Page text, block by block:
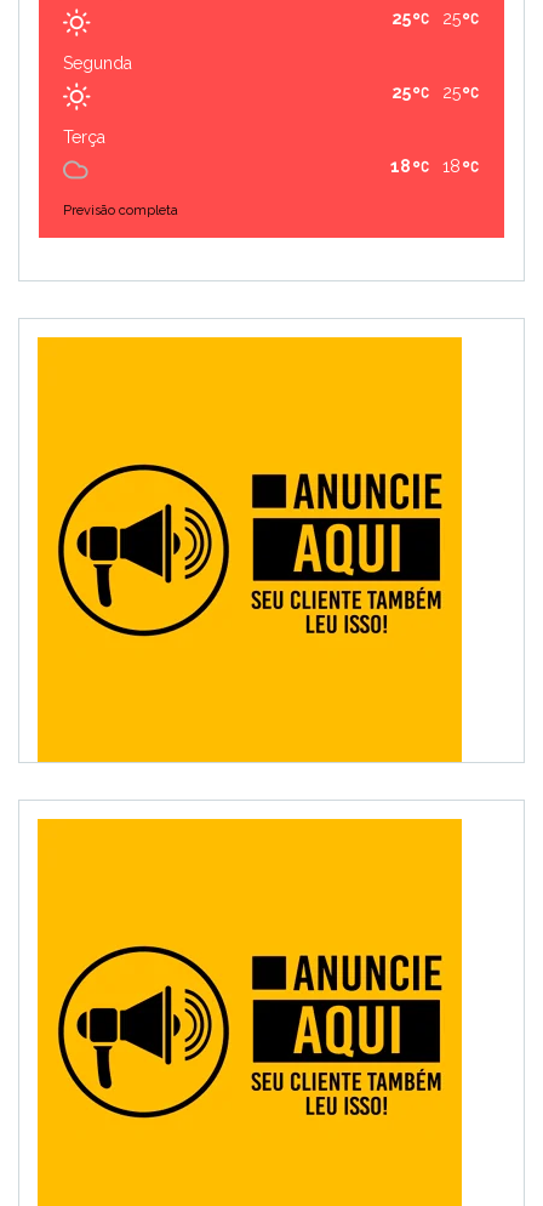
25
25
Segunda
25
25
Terça
18
18
Previsão completa